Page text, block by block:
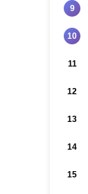
9
10
11
12
13
14
15